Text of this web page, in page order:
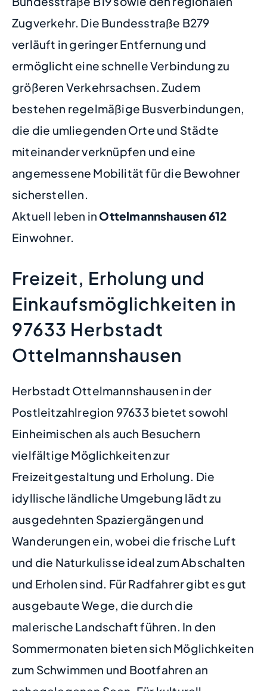
Zugverkehr. Die Bundesstraße B279
verläuft in geringer Entfernung und
ermöglicht eine schnelle Verbindung zu
größeren Verkehrsachsen. Zudem
bestehen regelmäßige Busverbindungen,
die die umliegenden Orte und Städte
miteinander verknüpfen und eine
angemessene Mobilität für die Bewohner
sicherstellen.
Aktuell leben inOttelmannshausen612
Einwohner.
Freizeit, Erholung und
Einkaufsmöglichkeiten in
97633 Herbstadt
Ottelmannshausen
Herbstadt Ottelmannshausen in der
Postleitzahlregion 97633 bietet sowohl
Einheimischen als auch Besuchern
vielfältige Möglichkeiten zur
Freizeitgestaltung und Erholung. Die
idyllische ländliche Umgebung lädt zu
ausgedehnten Spaziergängen und
Wanderungen ein, wobei die frische Luft
und die Naturkulisse ideal zum Abschalten
und Erholen sind. Für Radfahrer gibt es gut
ausgebaute Wege, die durch die
malerische Landschaft führen. In den
Sommermonaten bieten sich Möglichkeiten
zum Schwimmen und Bootfahren an